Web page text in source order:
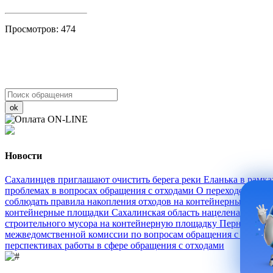
Просмотров: 474
ok
Новости
Сахалинцев приглашают очистить берега реки Еланька в
проблемах в вопросах обращения с отходами О переходе
соблюдать правила накопления отходов на контейнерных
контейнерные площадки Сахалинская область нацелена на
строительного мусора на контейнерную площадку Пернатый
межведомственной комиссии по вопросам обращения с ТКО на
перспективах работы в сфере обращения с отходами